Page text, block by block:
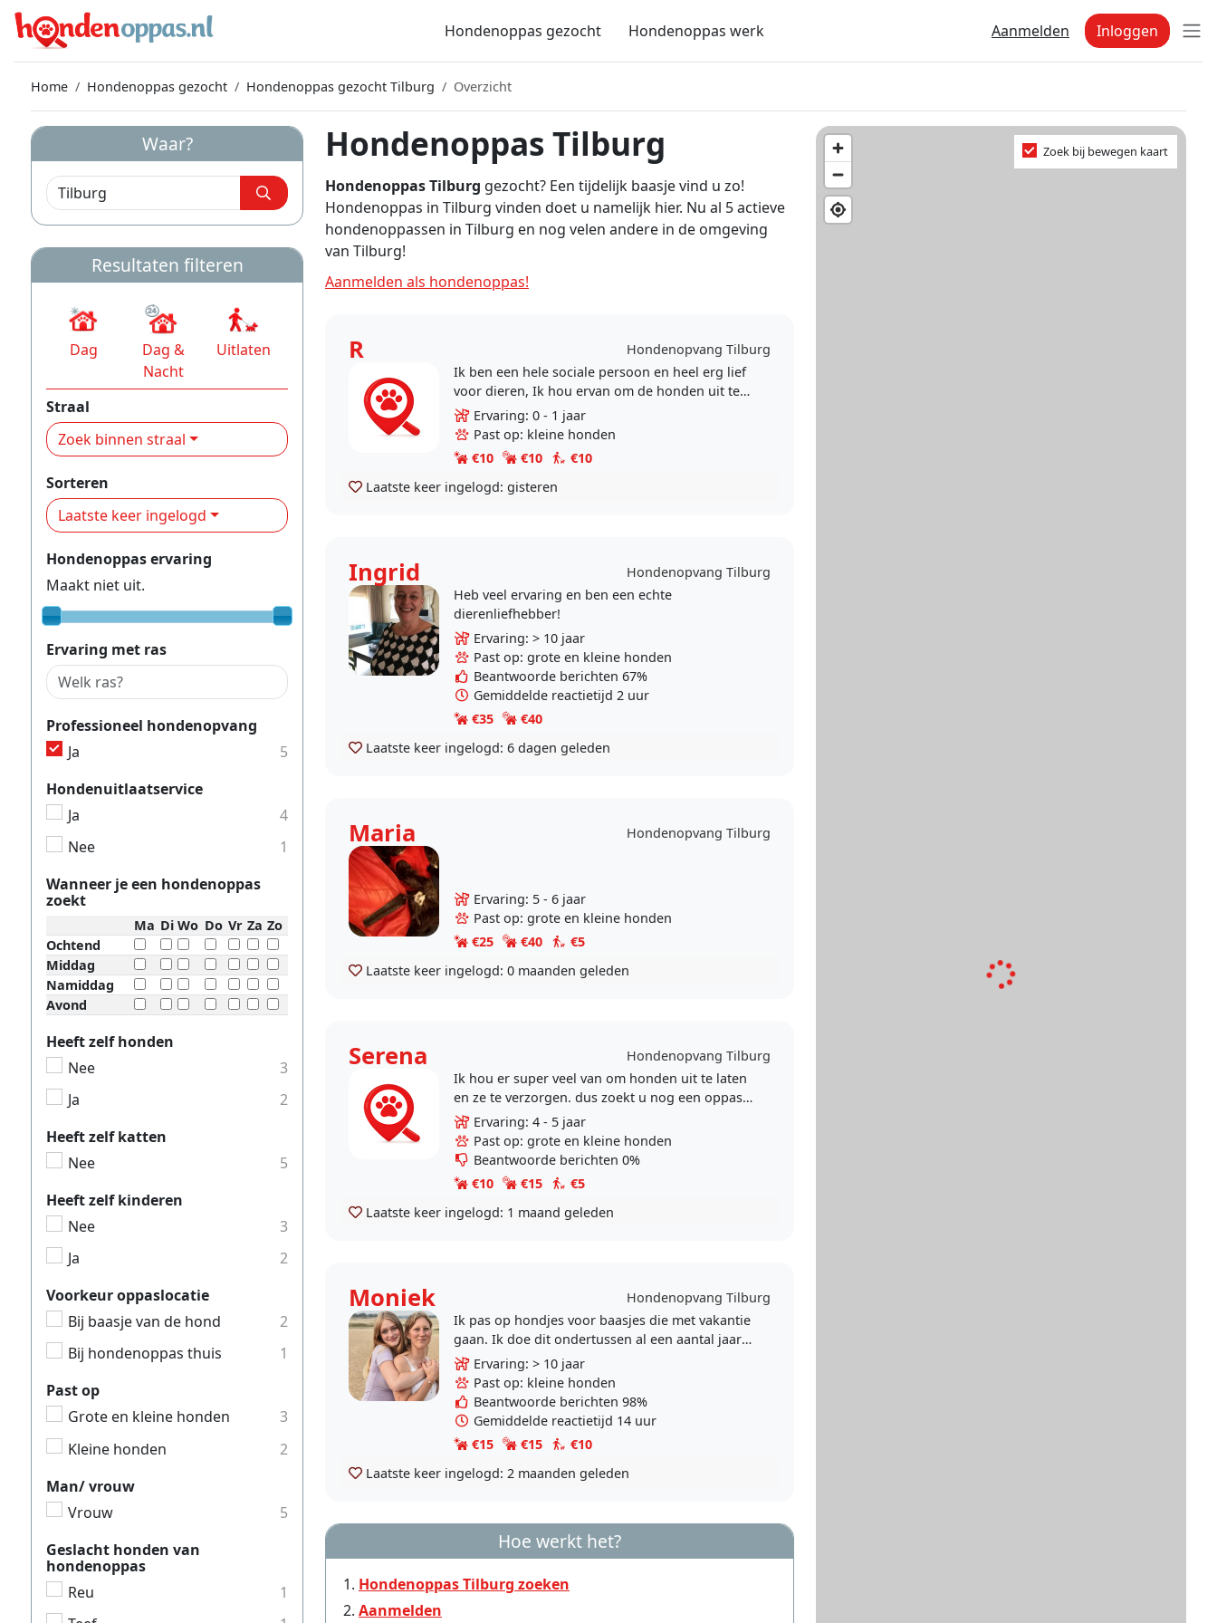
Hondenoppas gezocht Hondenoppas werk Aanmelden Inloggen
Home Hondenoppas gezocht Hondenoppas gezocht Tilburg Overzicht
Hondenoppas Tilburg
Hondenoppas Tilburg gezocht? Een tijdelijk baasje vind u zo!
Hondenoppas in Tilburg vinden doet u namelijk hier. Nu al 5 actieve
hondenoppassen in Tilburg en nog velen andere in de omgeving
van Tilburg!
Aanmelden als hondenoppas!
R
Hondenopvang Tilburg
Ik ben een hele sociale persoon en heel erg lief
voor dieren, Ik hou ervan om de honden uit te
laten of voor oppas aan huis tijdens vakantie s .
Ik..
Ervaring: 0 - 1 jaar
Past op: kleine honden
€10
€10
€10
Laatste keer ingelogd: gisteren
Ingrid
Hondenopvang Tilburg
Heb veel ervaring en ben een echte
dierenliefhebber!
Ervaring: > 10 jaar
Past op: grote en kleine honden
Beantwoorde berichten 67%
Gemiddelde reactietijd 2 uur
€35
€40
Laatste keer ingelogd: 6 dagen geleden
Maria Hondenopvang Tilburg
Ervaring: 5 - 6 jaar
Past op: grote en kleine honden
€25
€40
€5
Laatste keer ingelogd: 0 maanden geleden
Serena
Hondenopvang Tilburg
Ik hou er super veel van om honden uit te laten
en ze te verzorgen. dus zoekt u nog een oppas?
ik help u graag! ik heb altijd toezicht door mijn..
Ervaring: 4 - 5 jaar
Past op: grote en kleine honden
Beantwoorde berichten 0%
€10
€15
€5
Laatste keer ingelogd: 1 maand geleden
Moniek
Hondenopvang Tilburg
Ik pas op hondjes voor baasjes die met vakantie
gaan. Ik doe dit ondertussen al een aantal jaar
samen met mijn gezin. Ik heb een vriend en 2
dochters..
Ervaring: > 10 jaar
Past op: kleine honden
Beantwoorde berichten 98%
Gemiddelde reactietijd 14 uur
€15
€15
€10
Laatste keer ingelogd: 2 maanden geleden
Hoe werkt het?
Hondenoppas Tilburg zoeken
Aanmelden
Zoek bij bewegen kaart
Waar?
Resultaten filteren
Dag
Dag &
Nacht
Uitlaten
Straal
Zoek binnen straal
Sorteren
Laatste keer ingelogd
Hondenoppas ervaring
Maakt niet uit.
Ervaring met ras
Professioneel hondenopvang
Ja
5
Hondenuitlaatservice
Ja
4
Nee
1
Wanneer je een hondenoppas
zoekt
Ma Di Wo Do Vr Za Zo
Ochtend
Middag
Namiddag
Avond
Heeft zelf honden
Nee
3
Ja
2
Heeft zelf katten
Nee
5
Heeft zelf kinderen
Nee
3
Ja
2
Voorkeur oppaslocatie
Bij baasje van de hond
2
Bij hondenoppas thuis
1
Past op
Grote en kleine honden
3
Kleine honden
2
Man/ vrouw
Vrouw
5
Geslacht honden van
hondenoppas
Reu
1